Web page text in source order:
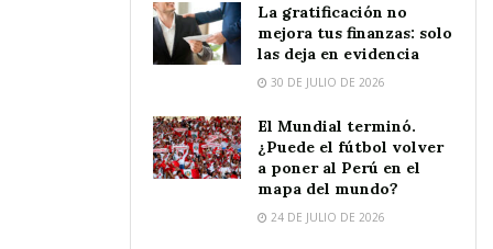
La gratificación no
mejora tus finanzas: solo
las deja en evidencia
30 DE JULIO DE 2026
El Mundial terminó.
¿Puede el fútbol volver
a poner al Perú en el
mapa del mundo?
24 DE JULIO DE 2026